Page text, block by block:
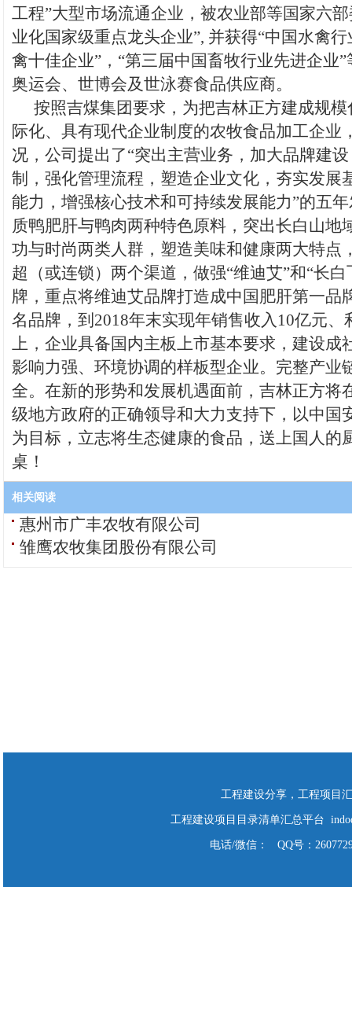
工程”大型市场流通企业，被农业部等国家六
业化国家级重点龙头企业”, 并获得“中国水禽行
禽十佳企业”，“第三届中国畜牧行业先进企业
奥运会、世博会及世泳赛食品供应商。
按照吉煤集团要求，为把吉林正方建成规
际化、具有现代企业制度的农牧食品加工企业
况，公司提出了“突出主营业务，加大品牌建
制，强化管理流程，塑造企业文化，夯实发展
能力，增强核心技术和可持续发展能力”的五
质鸭肥肝与鸭肉两种特色原料，突出长白山地
功与时尚两类人群，塑造美味和健康两大特点
超（或连锁）两个渠道，做强“维迪艾”和“长白
牌，重点将维迪艾品牌打造成中国肥肝第一品
名品牌，到2018年末实现年销售收入10亿元、
上，企业具备国内主板上市基本要求，建设成
影响力强、环境协调的样板型企业。完整产业
全。在新的形势和发展机遇面前，吉林正方将
级地方政府的正确领导和大力支持下，以中国
为目标，立志将生态健康的食品，送上国人的
桌！
相关阅读
惠州市广丰农牧有限公司
雏鹰农牧集团股份有限公司
工程建设分享，工程项目
工程建设项目目录清单汇总平台
电话/微信： QQ号：